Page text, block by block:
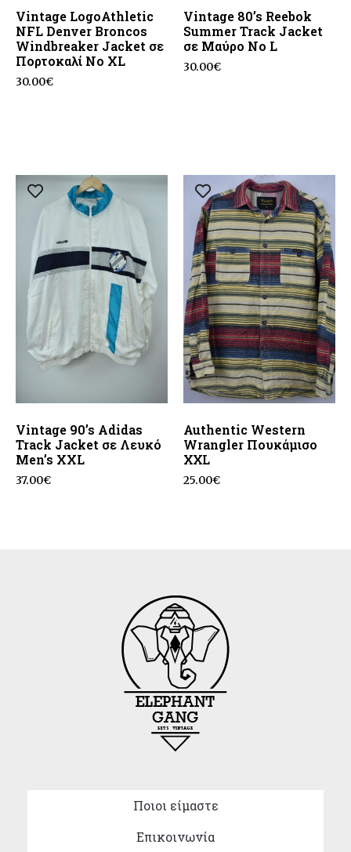
Vintage LogoAthletic
NFL Denver Broncos
Windbreaker Jacket σε
Πορτοκαλί No XL
30.00€
Vintage 80’s Reebok
Summer Track Jacket
σε Μαύρο No L
30.00€
Vintage 90’s Adidas
Track Jacket σε Λευκό
Men’s XXL
37.00€
Authentic Western
Wrangler Πουκάμισο
ΧΧL
25.00€
Ποιοι είμαστε
Επικοινωνία